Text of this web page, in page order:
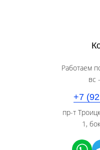
Работаем
вс
+7
пр-т
1,